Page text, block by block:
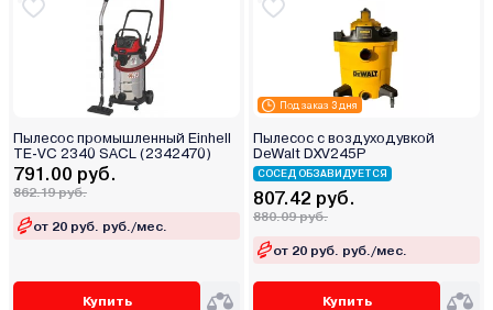
Пылесос промышленный Einhell
TE-VC 2340 SACL (2342470)
791.00 руб.
862.19 руб.
от 20 руб. руб./мес.
Купить
Под заказ 3 дня
Пылесос с воздуходувкой
DeWalt DXV245P
СОСЕД ОБЗАВИДУЕТСЯ
807.42 руб.
880.09 руб.
от 20 руб. руб./мес.
Купить